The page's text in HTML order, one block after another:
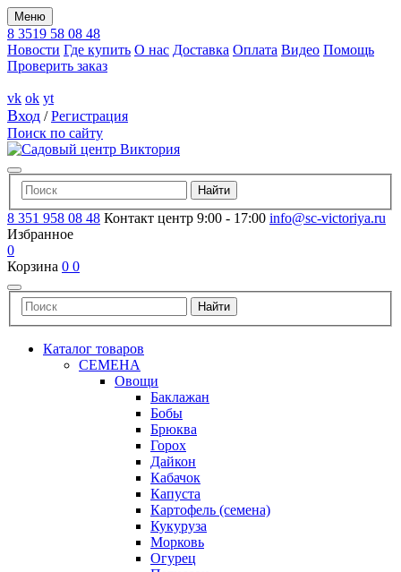
Меню
8 3519 58 08 48
Новости Где купить О нас Доставка Оплата Видео Помощь
Проверить заказ
vk ok yt
Вход /Регистрация
Поиск по сайту
8 351 958 08 48 Контакт центр 9:00 - 17:00 info@sc-victoriya.ru
Избранное
0
Корзина 0 0
Каталог товаров
СЕМЕНА
Овощи
Баклажан
Бобы
Брюква
Горох
Дайкон
Кабачок
Капуста
Картофель (семена)
Кукуруза
Морковь
Огурец